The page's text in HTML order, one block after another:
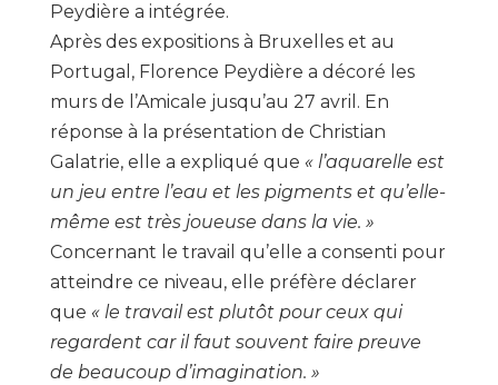
Peydière a intégrée.
Après des expositions à Bruxelles et au
Portugal, Florence Peydière a décoré les
murs de l’Amicale jusqu’au 27 avril. En
réponse à la présentation de Christian
Galatrie, elle a expliqué que « l’aquarelle est
un jeu entre l’eau et les pigments et qu’elle-
même est très joueuse dans la vie. »
Concernant le travail qu’elle a consenti pour
atteindre ce niveau, elle préfère déclarer
que « le travail est plutôt pour ceux qui
regardent car il faut souvent faire preuve
de beaucoup d’imagination. »